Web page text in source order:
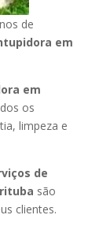
de
em
em
os
limpeza e
de
são
clientes.